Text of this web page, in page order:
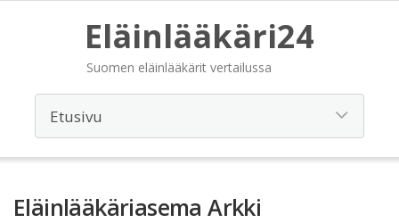
Eläinlääkäri24
Suomen eläinlääkärit vertailussa
Eläinlääkäriasema Arkki